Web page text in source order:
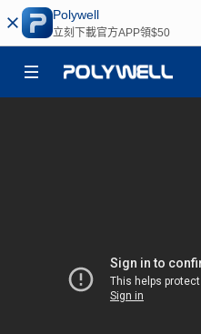
Polywell
立刻下載官方APP領$50